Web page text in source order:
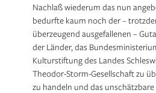
Nachlaß wiederum das nun
bedurfte kaum noch der –
überzeugend ausgefallenen –
der Länder, das
Kulturstiftung des Landes
Theodor-Storm-Gesellschaft zu
zu handeln und das